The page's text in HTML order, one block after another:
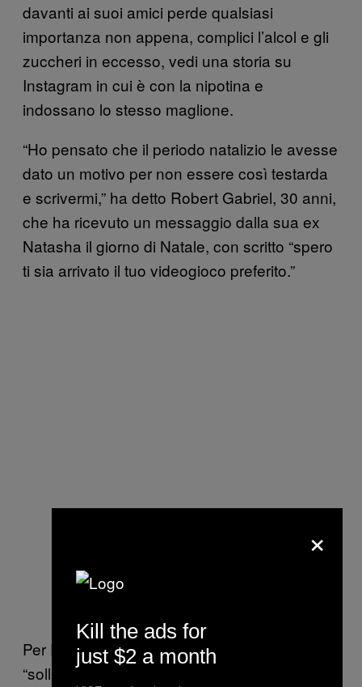
davanti ai suoi amici perde qualsiasi
importanza non appena, complici l’alcol e gli
zuccheri in eccesso, vedi una storia su
Instagram in cui è con la nipotina e
indossano lo stesso maglione.
“Ho pensato che il periodo natalizio le avesse
dato un motivo per non essere così testarda
e scrivermi,” ha detto Robert Gabriel, 30 anni,
che ha ricevuto un messaggio dalla sua ex
Natasha il giorno di Natale, con scritto “spero
ti sia arrivato il tuo videogioco preferito.”
Per Robert Gabriel, il messaggio è stato un
“sollievo.” Dice che era “felice” che lei si fosse
×
Kill the ads for
just $2 a month